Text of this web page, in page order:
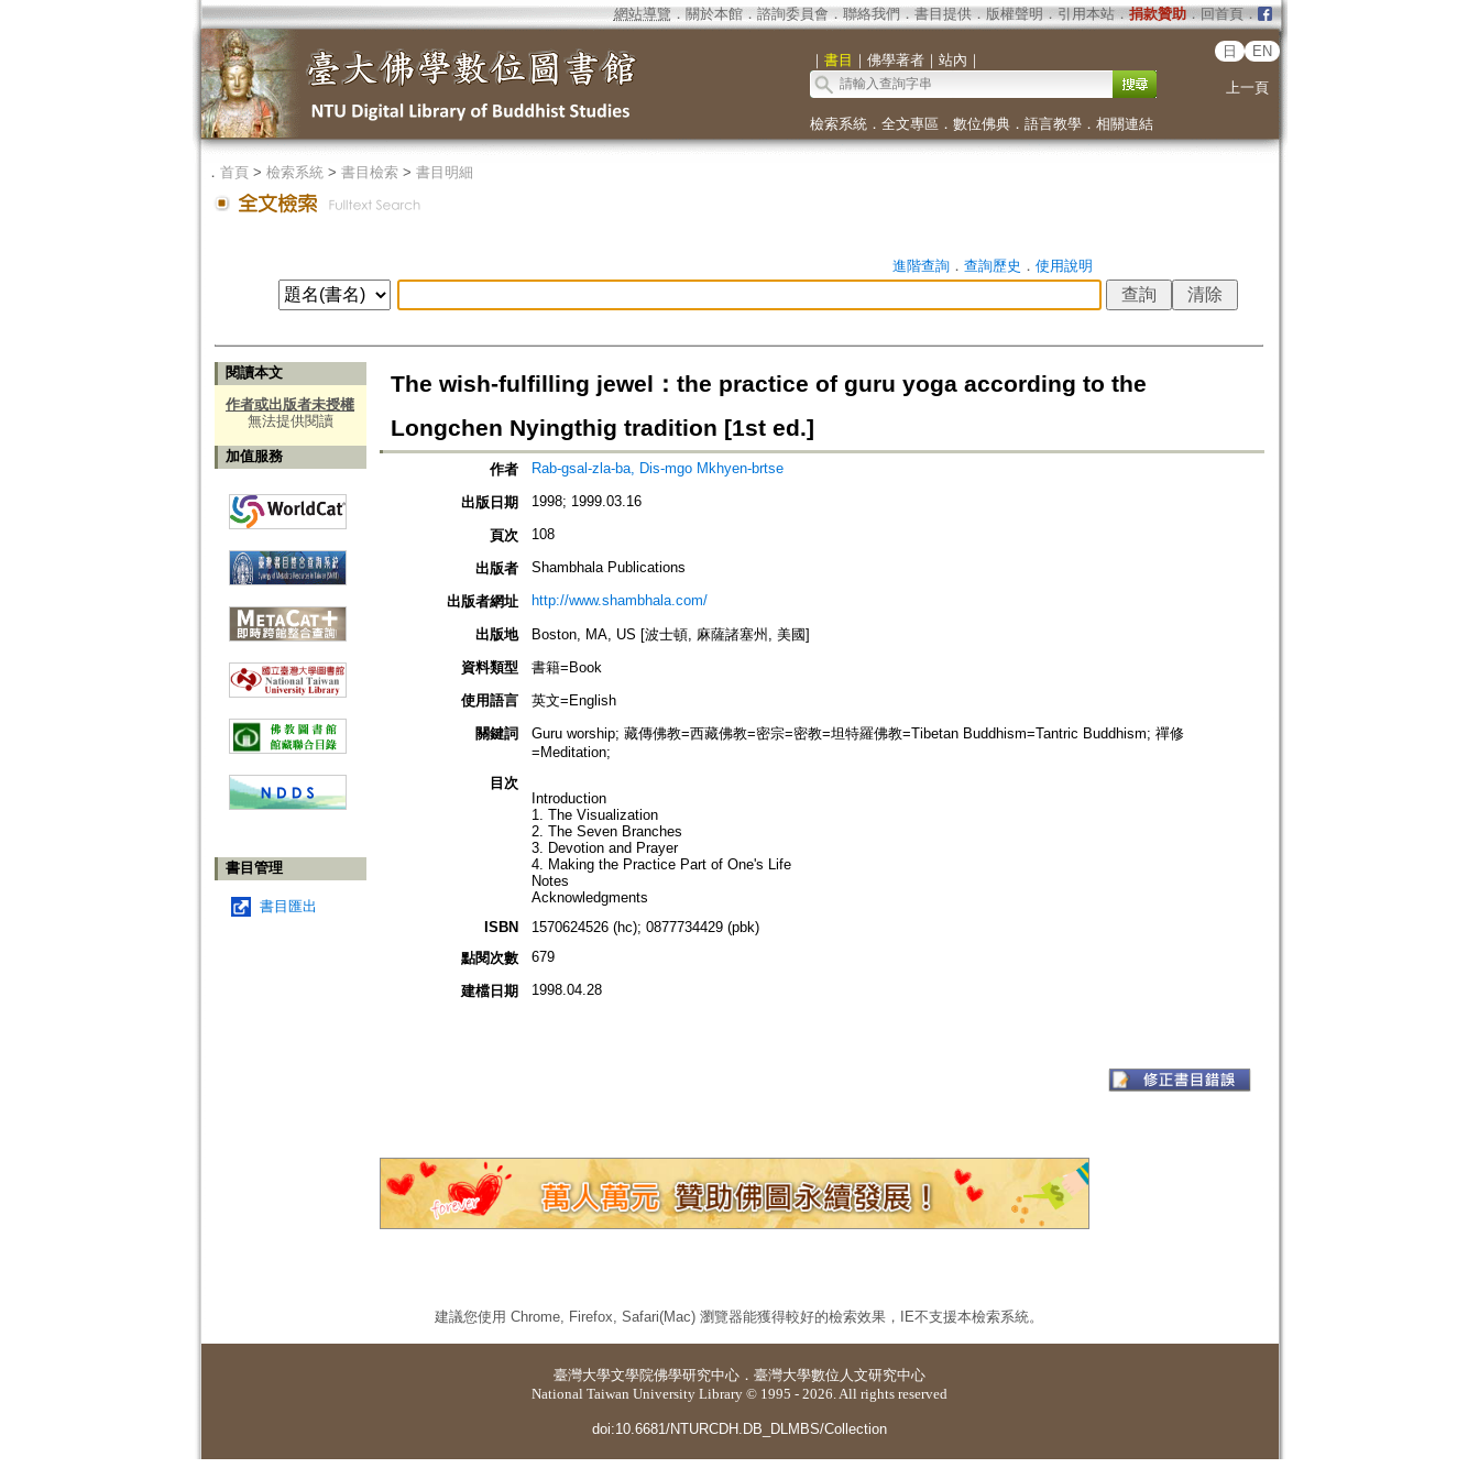
網站導覽 ． 關於本館． 諮詢委員會． 聯絡我們 ． 書目提供． 版權聲明 ． 引用本站． 捐款贊助．回首頁．
｜ 書目 ｜ 佛學著者｜ 站內 ｜
日 EN
上一頁
檢索系統． 全文專區 ． 數位佛典． 語言教學． 相關連結
． 首頁> 檢索系統> 書目檢索> 書目明細
進階查詢． 查詢歷史 ． 使用說明
閱讀本文
作者或出版者未授權
無法提供閱讀
加值服務
書目管理
書目匯出
The wish-fulfilling jewel：the practice of guru yoga according to the
Longchen Nyingthig tradition [1st ed.]
作者 Rab-gsal-zla-ba, Dis-mgo Mkhyen-brtse
出版日期 1998; 1999.03.16
頁次 108
出版者 Shambhala Publications
出版者網址 http://www.shambhala.com/
出版地
Boston, MA, US [波士頓, 麻薩諸塞州, 美國]
資料類型
書籍=Book
使用語言
英文=English
關鍵詞
Guru worship; 藏傳佛教=西藏佛教=密宗=密教=坦特羅佛教=Tibetan Buddhism=Tantric Buddhism; 禪修
=Meditation;
目次
Introduction
1. The Visualization
2. The Seven Branches
3. Devotion and Prayer
4. Making the Practice Part of One's Life
Notes
Acknowledgments
ISBN
1570624526 (hc); 0877734429 (pbk)
點閱次數
679
建檔日期 1998.04.28
建議您使用 Chrome, Firefox, Safari(Mac) 瀏覽器能獲得較好的檢索效果，IE不支援本檢索系統。
臺灣大學文學院佛學研究中心 ． 臺灣大學數位人文研究中心
National Taiwan University Library © 1995 - 2026. All rights reserved
doi:10.6681/NTURCDH.DB_DLMBS/Collection